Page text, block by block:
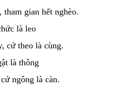
tham gian hết nghèo.
là leo
cứ theo là cùng.
là thông
ngông là càn.